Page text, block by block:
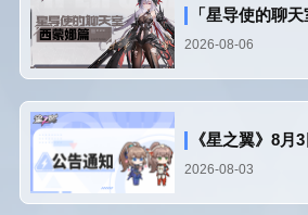
「星导使的聊天室 |
2026-08-06
《星之翼》8月
2026-08-03